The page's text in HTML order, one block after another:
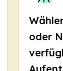
oder